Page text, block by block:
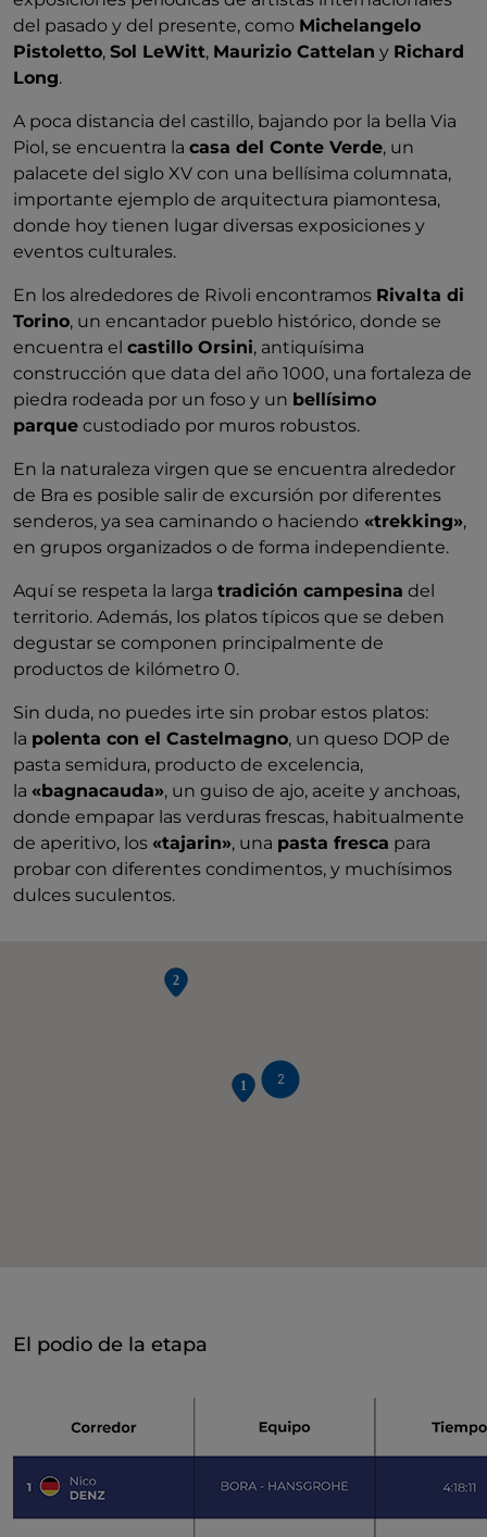
del pasado y del presente, como Michelangelo
Pistoletto, Sol LeWitt, Maurizio Cattelan y Richard
Long.
A poca distancia del castillo, bajando por la bella Via
Piol, se encuentra la casa del Conte Verde, un
palacete del siglo XV con una bellísima columnata,
importante ejemplo de arquitectura piamontesa,
donde hoy tienen lugar diversas exposiciones y
eventos culturales.
En los alrededores de Rivoli encontramos Rivalta di
Torino, un encantador pueblo histórico, donde se
encuentra el castillo Orsini, antiquísima
construcción que data del año 1000, una fortaleza de
piedra rodeada por un foso y un bellísimo
parque custodiado por muros robustos.
En la naturaleza virgen que se encuentra alrededor
de Bra es posible salir de excursión por diferentes
senderos, ya sea caminando o haciendo «trekking»,
en grupos organizados o de forma independiente.
Aquí se respeta la larga tradición campesina del
territorio. Además, los platos típicos que se deben
degustar se componen principalmente de
productos de kilómetro 0.
Sin duda, no puedes irte sin probar estos platos:
la polenta con el Castelmagno, un queso DOP de
pasta semidura, producto de excelencia,
la «bagnacauda», un guiso de ajo, aceite y anchoas,
donde empapar las verduras frescas, habitualmente
de aperitivo, los «tajarin», una pasta fresca para
probar con diferentes condimentos, y muchísimos
dulces suculentos.
2
El podio de la etapa